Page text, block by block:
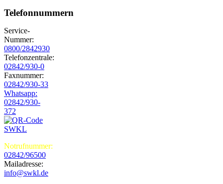
Telefonnummern
Service-
Nummer:
0800/2842930
Telefonzentrale:
02842/930-0
Faxnummer:
02842/930-33
Whatsapp:
02842/930-
372
Notrufnummer:
02842/96500
Mailadresse:
info@swkl.de